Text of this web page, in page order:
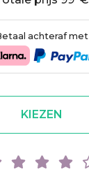
achteraf met
KIEZEN